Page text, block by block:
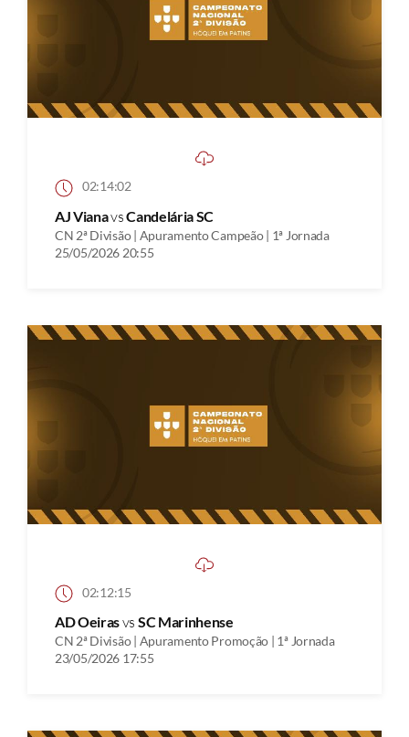
02:14:02
AJ VianavsCandelária SC
CN 2ª Divisão | Apuramento Campeão | 1ª Jornada
25/05/2026 20:55
02:12:15
AD Oeirasvs SC Marinhense
CN 2ª Divisão | Apuramento Promoção | 1ª Jornada
23/05/2026 17:55